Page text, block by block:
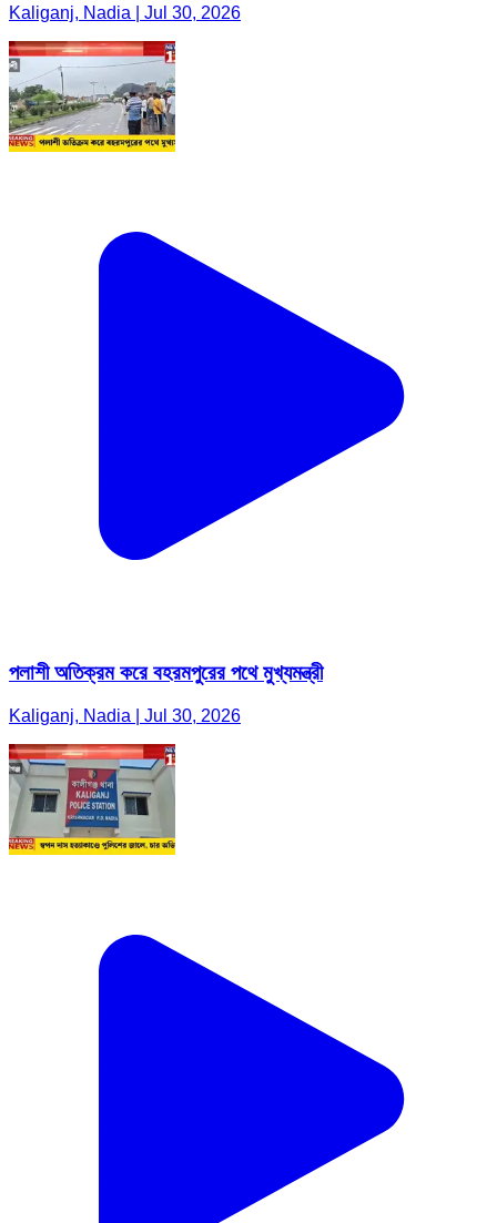
Kaliganj, Nadia | Jul 30, 2026
পলাশী অতিক্রম করে বহরমপুরের পথে মুখ্যমন্ত্রী
Kaliganj, Nadia | Jul 30, 2026